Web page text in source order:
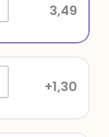
+1,30
3,49